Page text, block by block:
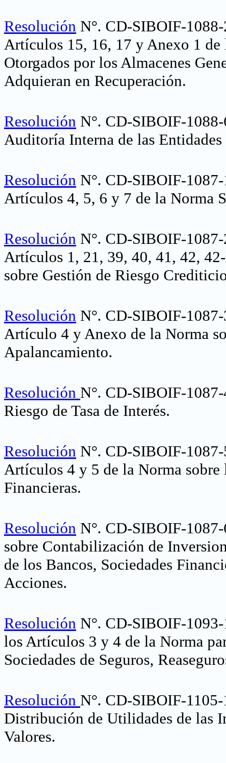
Resolución N°. CD-SIBOIF-
Artículos 15, 16, 17 y Anexo 1
Otorgados por los Almacenes
Adquieran en Recuperación.
Resolución N°. CD-SIBOIF-
Auditoría Interna de las Entidades
Resolución N°. CD-SIBOIF-
Artículos 4, 5, 6 y 7 de la Norma
Resolución N°. CD-SIBOIF-
Artículos 1, 21, 39, 40, 41, 42,
sobre Gestión de Riesgo
Resolución N°. CD-SIBOIF-
Artículo 4 y Anexo de la Norma
Apalancamiento.
Resolución N°. CD-SIBOIF-
Riesgo de Tasa de Interés.
Resolución N°. CD-SIBOIF-
Artículos 4 y 5 de la Norma
Financieras.
Resolución N°. CD-SIBOIF-
sobre Contabilización de
de los Bancos, Sociedades
Acciones.
Resolución N°. CD-SIBOIF-
los Artículos 3 y 4 de la Norma
Sociedades de Seguros,
Resolución N°. CD-SIBOIF-
Distribución de Utilidades de las
Valores.